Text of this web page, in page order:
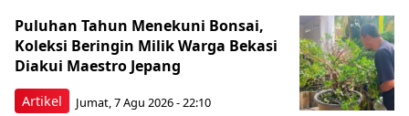
Artikel
Puluhan Tahun Menekuni Bonsai,
Koleksi Beringin Milik Warga Bekasi
Diakui Maestro Jepang
Jumat, 7 Agu 2026 - 22:10